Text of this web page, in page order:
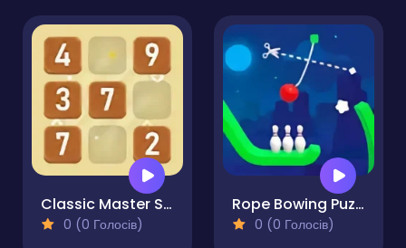
Classic Master Sudoku
0 (0 Голосів)
Rope Bowing Puzzle
0 (0 Голосів)